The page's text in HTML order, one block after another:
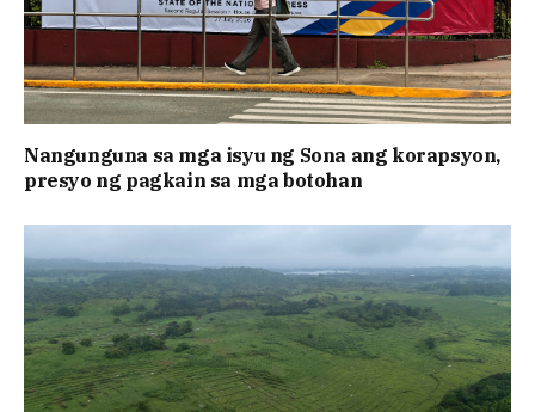
Nangunguna sa mga isyu ng Sona ang korapsyon,
presyo ng pagkain sa mga botohan